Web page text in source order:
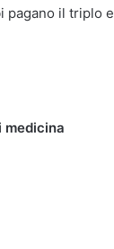
pagano il triplo e
medicina